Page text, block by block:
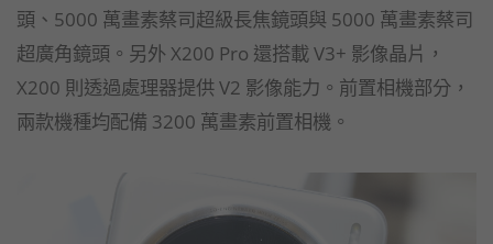
頭、5000 萬畫素蔡司超級長焦鏡頭與 5000 萬畫素蔡司
超廣角鏡頭。另外 X200 Pro 還搭載 V3+ 影像晶片，
X200 則透過處理器提供 V2 影像能力。前置相機部分，
兩款機種均配備 3200 萬畫素前置相機。